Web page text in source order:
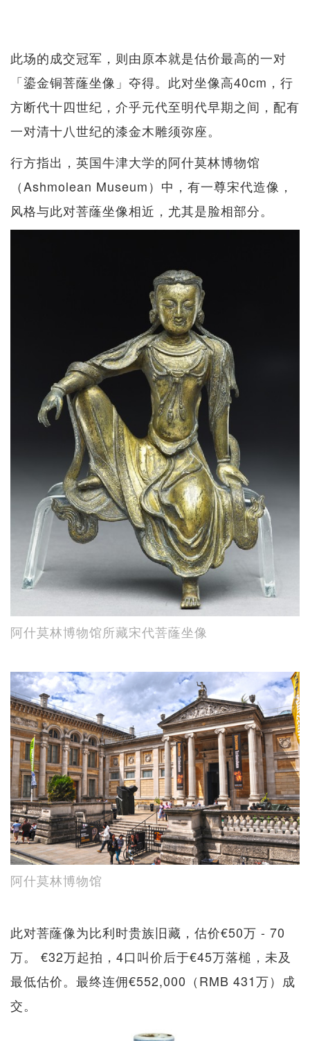
此场的成交冠军，则由原本就是估价最高的一对
「鎏金铜菩蕯坐像」夺得。此对坐像高40cm，行
方断代十四世纪，介乎元代至明代早期之间，配有
一对清十八世纪的漆金木雕须弥座。
行方指出，英国牛津大学的阿什莫林博物馆
（Ashmolean Museum）中，有一尊宋代造像，
风格与此对菩蕯坐像相近，尤其是脸相部分。
阿什莫林博物馆所藏宋代菩蕯坐像
阿什莫林博物馆
此对菩蕯像为比利时贵族旧藏，估价€50万 - 70
万。 €32万起拍，4口叫价后于€45万落槌，未及
最低估价。最终连佣€552,000（RMB 431万）成
交。